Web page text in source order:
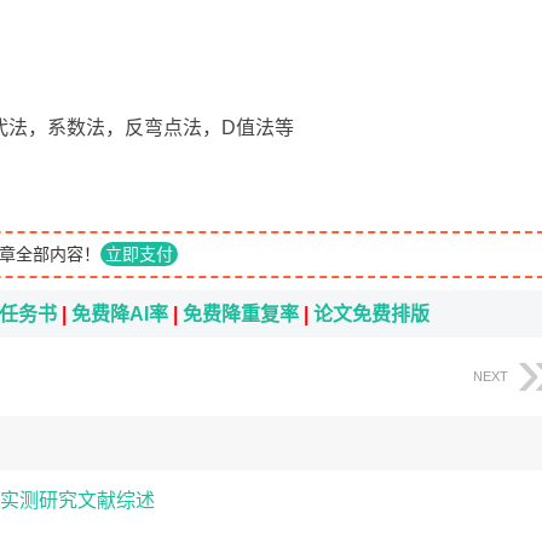
，系数法，反弯点法，D值法等
全部内容！ 立即支付
务书 免费降AI率 免费降重复率 论文免费排版
NEXT
测研究文献综述